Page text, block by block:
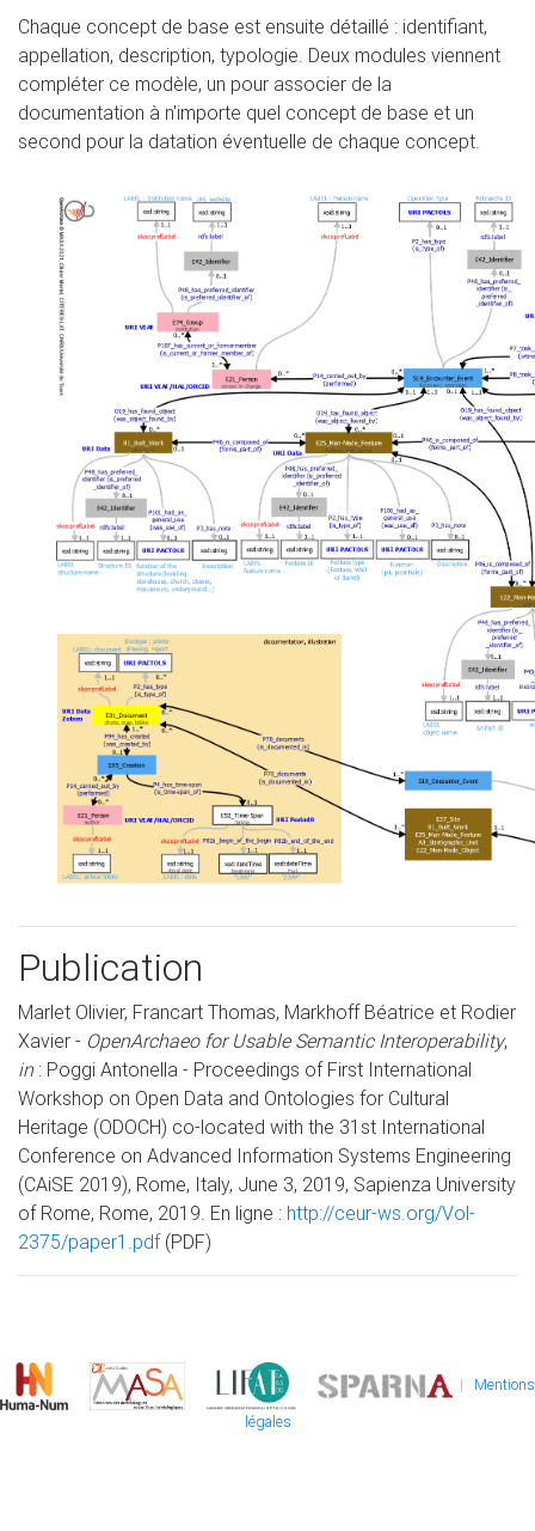
Chaque concept de base est ensuite détaillé : identifiant,
appellation, description, typologie. Deux modules viennent
compléter ce modèle, un pour associer de la
documentation à n'importe quel concept de base et un
second pour la datation éventuelle de chaque concept.
Publication
Marlet Olivier, Francart Thomas, Markhoff Béatrice et Rodier
Xavier - OpenArchaeo for Usable Semantic Interoperability,
in: Poggi Antonella - Proceedings of First International
Workshop on Open Data and Ontologies for Cultural
Heritage (ODOCH) co-located with the 31st International
Conference on Advanced Information Systems Engineering
(CAiSE 2019), Rome, Italy, June 3, 2019, Sapienza University
of Rome, Rome, 2019. En ligne : http://ceur-ws.org/Vol-
2375/paper1.pdf(PDF)
| Mentions
légales